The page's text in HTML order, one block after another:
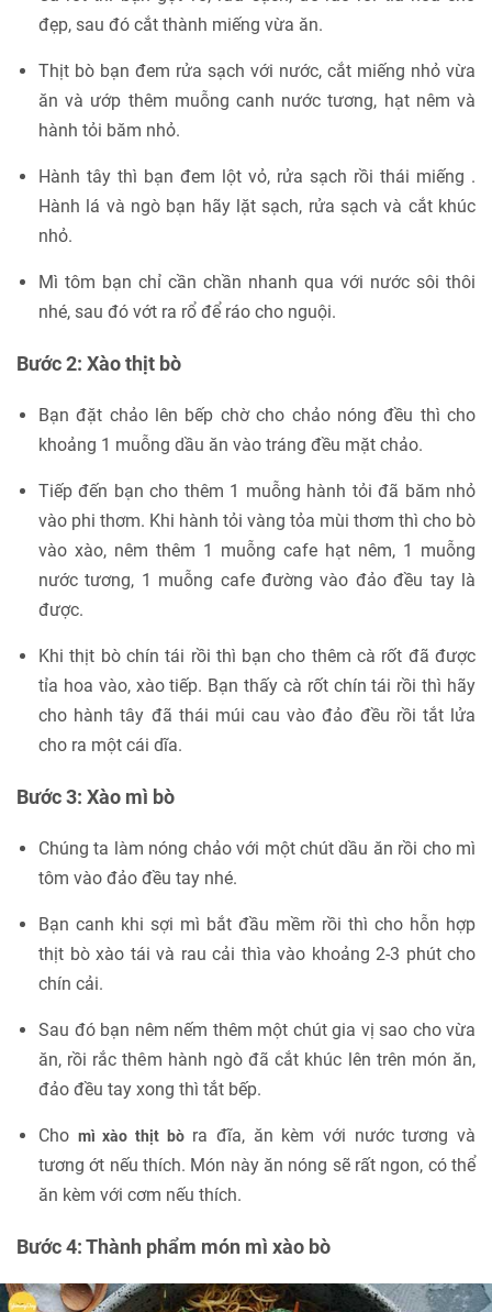
đẹp, sau đó cắt thành miếng vừa ăn.
Thịt bò bạn đem rửa sạch với nước, cắt miếng nhỏ vừa
ăn và ướp thêm muỗng canh nước tương, hạt nêm và
hành tỏi băm nhỏ.
Hành tây thì bạn đem lột vỏ, rửa sạch rồi thái miếng .
Hành lá và ngò bạn hãy lặt sạch, rửa sạch và cắt khúc
nhỏ.
Mì tôm bạn chỉ cần chần nhanh qua với nước sôi thôi
nhé, sau đó vớt ra rổ để ráo cho nguội.
Bước 2: Xào thịt bò
Bạn đặt chảo lên bếp chờ cho chảo nóng đều thì cho
khoảng 1 muỗng dầu ăn vào tráng đều mặt chảo.
Tiếp đến bạn cho thêm 1 muỗng hành tỏi đã băm nhỏ
vào phi thơm. Khi hành tỏi vàng tỏa mùi thơm thì cho bò
vào xào, nêm thêm 1 muỗng cafe hạt nêm, 1 muỗng
nước tương, 1 muỗng cafe đường vào đảo đều tay là
được.
Khi thịt bò chín tái rồi thì bạn cho thêm cà rốt đã được
tỉa hoa vào, xào tiếp. Bạn thấy cà rốt chín tái rồi thì hãy
cho hành tây đã thái múi cau vào đảo đều rồi tắt lửa
cho ra một cái dĩa.
Bước 3: Xào mì bò
Chúng ta làm nóng chảo với một chút dầu ăn rồi cho mì
tôm vào đảo đều tay nhé.
Bạn canh khi sợi mì bắt đầu mềm rồi thì cho hỗn hợp
thịt bò xào tái và rau cải thìa vào khoảng 2-3 phút cho
chín cải.
Sau đó bạn nêm nếm thêm một chút gia vị sao cho vừa
ăn, rồi rắc thêm hành ngò đã cắt khúc lên trên món ăn,
đảo đều tay xong thì tắt bếp.
Cho mì xào thịt bòra đĩa, ăn kèm với nước tương và
tương ớt nếu thích. Món này ăn nóng sẽ rất ngon, có thể
ăn kèm với cơm nếu thích.
Bước 4: Thành phẩm món mì xào bò